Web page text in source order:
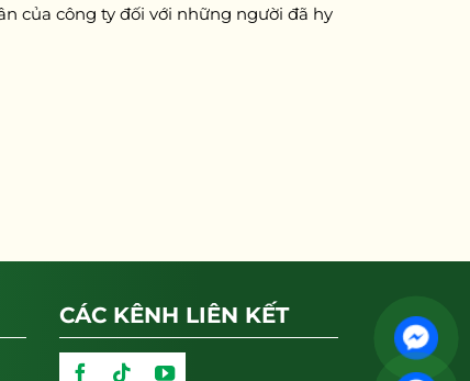
của công ty đối với những người đã hy
CÁC KÊNH LIÊN KẾT